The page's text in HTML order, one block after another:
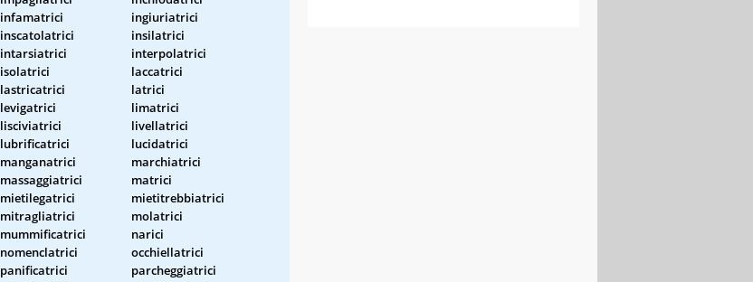
infamatrici
ingiuriatrici
inscatolatrici
insilatrici
intarsiatrici
interpolatrici
isolatrici
laccatrici
lastricatrici
latrici
levigatrici
limatrici
lisciviatrici
livellatrici
lubrificatrici
lucidatrici
manganatrici
marchiatrici
massaggiatrici
matrici
mietilegatrici
mietitrebbiatrici
mitragliatrici
molatrici
mummificatrici
narici
nomenclatrici
occhiellatrici
panificatrici
parcheggiatrici